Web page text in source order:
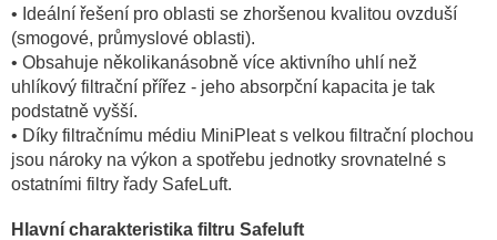
• Ideální řešení pro oblasti se zhoršenou kvalitou ovzduší
(smogové, průmyslové oblasti).
• Obsahuje několikanásobně více aktivního uhlí než
uhlíkový filtrační přířez - jeho absorpční kapacita je tak
podstatně vyšší.
• Díky filtračnímu médiu MiniPleat s velkou filtrační plochou
jsou nároky na výkon a spotřebu jednotky srovnatelné s
ostatními filtry řady SafeLuft.
Hlavní charakteristika filtru Safeluft